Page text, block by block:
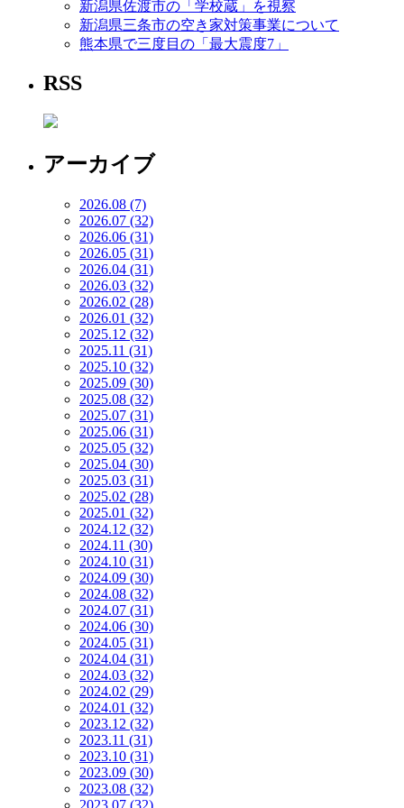
新潟県佐渡市の「学校蔵」を視察
新潟県三条市の空き家対策事業について
熊本県で三度目の「最大震度7」
RSS
アーカイブ
2026.08 (7)
2026.07 (32)
2026.06 (31)
2026.05 (31)
2026.04 (31)
2026.03 (32)
2026.02 (28)
2026.01 (32)
2025.12 (32)
2025.11 (31)
2025.10 (32)
2025.09 (30)
2025.08 (32)
2025.07 (31)
2025.06 (31)
2025.05 (32)
2025.04 (30)
2025.03 (31)
2025.02 (28)
2025.01 (32)
2024.12 (32)
2024.11 (30)
2024.10 (31)
2024.09 (30)
2024.08 (32)
2024.07 (31)
2024.06 (30)
2024.05 (31)
2024.04 (31)
2024.03 (32)
2024.02 (29)
2024.01 (32)
2023.12 (32)
2023.11 (31)
2023.10 (31)
2023.09 (30)
2023.08 (32)